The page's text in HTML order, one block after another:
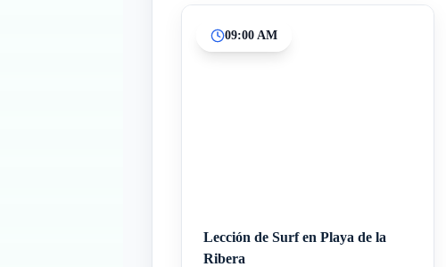
09:00 AM
Lección de Surf en Playa de la
Ribera